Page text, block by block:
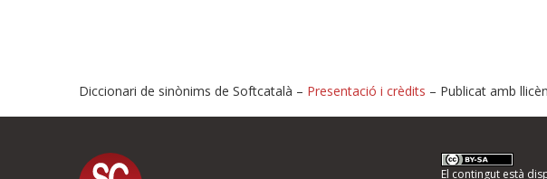
Proposeu-nos millores o informeu
Diccionari de sinònims de Softcatalà – Presentació i crèdits – Publicat amb
El contingut està